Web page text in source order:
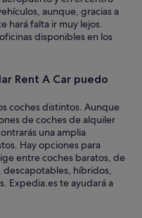
aunque, gracias a
hará falta ir muy lejos.
disponibles en los
Rent A Car puedo
coches distintos. Aunque
de coches de alquiler
una amplia
Hay opciones para
entre coches baratos, de
híbridos,
Expedia.es te ayudará a